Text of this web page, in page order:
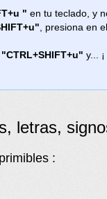
" en tu teclado, y
, presiona en
"CTRL+SHIFT+u" y...
letras,
: